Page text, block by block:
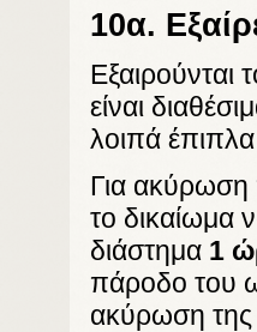
10α.
είναι
λοιπά
Για ακύρωση
το δικαίωμα
διάστημα 1
πάροδο του
ακύρωση της